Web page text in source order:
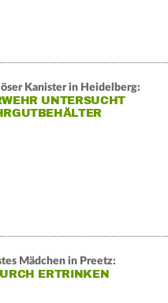
Kanister in Heidelberg:
UNTERSUCHT
Mädchen in Preetz:
ERTRINKEN